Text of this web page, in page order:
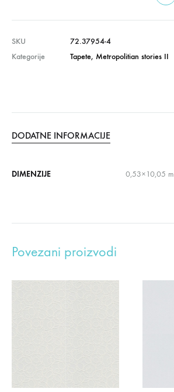
SKU
72.37954-4
Kategorije
Tapete, Metropolitian stories II
DODATNE INFORMACIJE
DIMENZIJE 0,53×10,05 m
Povezani proizvodi